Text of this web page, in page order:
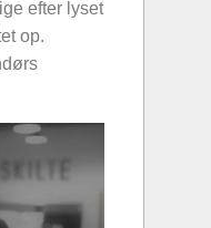
efter lyset
op.